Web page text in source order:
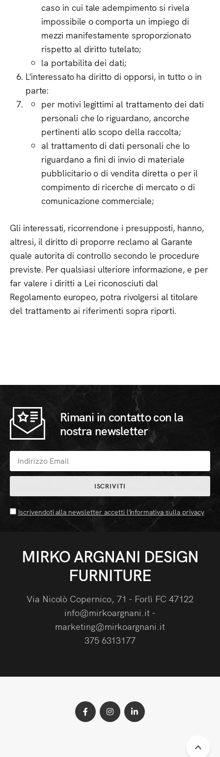
caso in cui tale adempimento si rivela
impossibile o comporta un impiego di
mezzi manifestamente sproporzionato
rispetto al diritto tutelato;
la portabilita dei dati;
L'interessato ha diritto di opporsi, in tutto o in
parte:
per motivi legittimi al trattamento dei dati
personali che lo riguardano, ancorche
pertinenti allo scopo della raccolta;
al trattamento di dati personali che lo
riguardano a fini di invio di materiale
pubblicitario o di vendita diretta o per il
compimento di ricerche di mercato o di
comunicazione commerciale;
Gli interessati, ricorrendone i presupposti, hanno,
altresi, il diritto di proporre reclamo al Garante
quale autorita di controllo secondo le procedure
previste. Per qualsiasi ulteriore informazione, e per
far valere i diritti a Lei riconosciuti dal
Regolamento europeo, potra rivolgersi al titolare
del trattamento ai riferimenti sopra riporti.
Rimani in contatto con la
nostra newsletter
ISCRIVITI
Iscrivendoti alla newsletter accetti l'informativa sulla privacy
MIRKO ARGNANI DESIGN
FURNITURE
Via Nicolò Copernico, 71 - Forlì FC 47122
info@mirkoargnani.it -
marketing@mirkoargnani.it
375 6313177
Vai